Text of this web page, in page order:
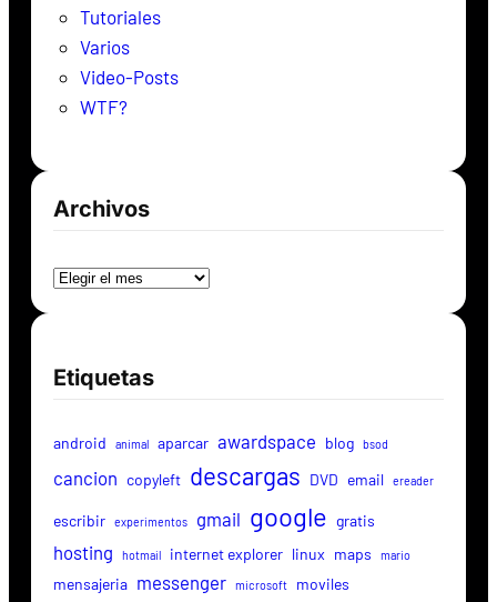
Tutoriales
Varios
Video-Posts
WTF?
Archivos
Etiquetas
android animal aparcar awardspace blog bsod
cancion copyleft descargas DVD email ereader
escribir experimentos gmail google gratis
hosting hotmail internet explorer linux maps mario
mensajeria messenger microsoft moviles